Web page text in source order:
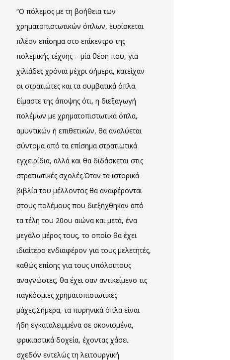
“Ο πόλεμος με τη βοήθεια των
χρηματοπιστωτικών όπλων, ευρίσκεται
πλέον επίσημα στο επίκεντρο της
πολεμικής τέχνης – μία θέση που, για
χιλιάδες χρόνια μέχρι σήμερα, κατείχαν
οι στρατιώτες και τα συμβατικά όπλα.
Είμαστε της άποψης ότι, η διεξαγωγή
πολέμων με χρηματοπιστωτικά όπλα,
αμυντικών ή επιθετικών, θα αναλύεται
σύντομα από τα επίσημα στρατιωτικά
εγχειρίδια, αλλά και θα διδάσκεται στις
στρατιωτικές σχολές.Όταν τα ιστορικά
βιβλία του μέλλοντος θα αναφέρονται
στους πολέμους που διεξήχθηκαν από
τα τέλη του 20ου αιώνα και μετά, ένα
μεγάλο μέρος τους, το οποίο θα έχει
ιδιαίτερο ενδιαφέρον για τους μελετητές,
καθώς επίσης για τους υπόλοιπους
αναγνώστες, θα έχει σαν αντικείμενο τις
παγκόσμιες χρηματοπιστωτικές
μάχες.Σήμερα, τα πυρηνικά όπλα είναι
ήδη εγκαταλειμμένα σε σκονισμένα,
φρικιαστικά δοχεία, έχοντας χάσει
σχεδόν εντελώς τη λειτουργική